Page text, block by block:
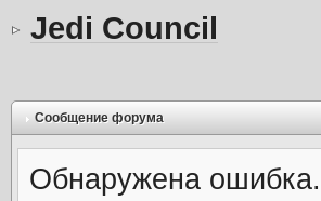
Jedi Council
Сообщение форума
Обнаружена